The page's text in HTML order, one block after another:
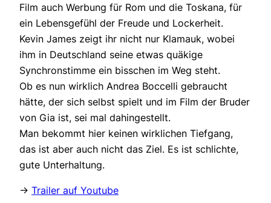
Film auch Werbung für Rom und die Toskana, für
ein Lebensgefühl der Freude und Lockerheit.
Kevin James zeigt ihr nicht nur Klamauk, wobei
ihm in Deutschland seine etwas quäkige
Synchronstimme ein bisschen im Weg steht.
Ob es nun wirklich Andrea Boccelli gebraucht
hätte, der sich selbst spielt und im Film der Bruder
von Gia ist, sei mal dahingestellt.
Man bekommt hier keinen wirklichen Tiefgang,
das ist aber auch nicht das Ziel. Es ist schlichte,
gute Unterhaltung.
-> Trailer auf Youtube